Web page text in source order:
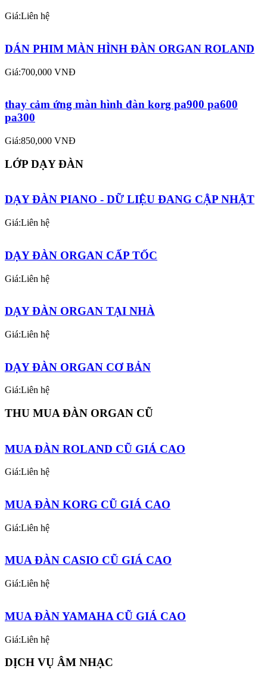
Giá:Liên hệ
DÁN PHIM MÀN HÌNH ĐÀN ORGAN ROLAND
Giá:700,000 VNĐ
thay cảm ứng màn hình đàn korg pa900 pa600
pa300
Giá:850,000 VNĐ
LỚP DẠY ĐÀN
DẠY ĐÀN PIANO - DỮ LIỆU ĐANG CẬP NHẬT
Giá:Liên hệ
DẠY ĐÀN ORGAN CẤP TỐC
Giá:Liên hệ
DẠY ĐÀN ORGAN TẠI NHÀ
Giá:Liên hệ
DẠY ĐÀN ORGAN CƠ BẢN
Giá:Liên hệ
THU MUA ĐÀN ORGAN CŨ
MUA ĐÀN ROLAND CŨ GIÁ CAO
Giá:Liên hệ
MUA ĐÀN KORG CŨ GIÁ CAO
Giá:Liên hệ
MUA ĐÀN CASIO CŨ GIÁ CAO
Giá:Liên hệ
MUA ĐÀN YAMAHA CŨ GIÁ CAO
Giá:Liên hệ
DỊCH VỤ ÂM NHẠC